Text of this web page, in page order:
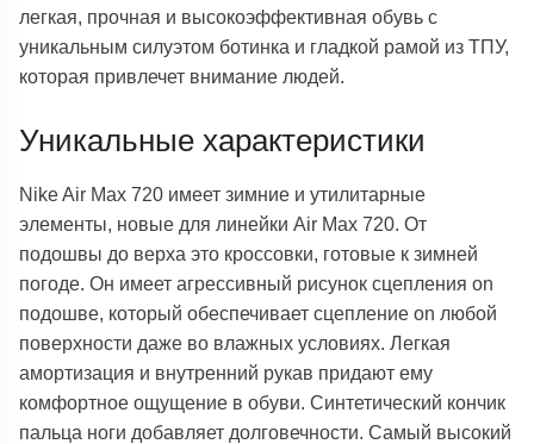
легкая, прочная и высокоэффективная обувь с
уникальным силуэтом ботинка и гладкой рамой из ТПУ,
которая привлечет внимание людей.
Уникальные характеристики
Nike Air Max 720 имеет зимние и утилитарные
элементы, новые для линейки Air Max 720. От
подошвы до верха это кроссовки, готовые к зимней
погоде. Он имеет агрессивный рисунок сцепления on
подошве, который обеспечивает сцепление on любой
поверхности даже во влажных условиях. Легкая
амортизация и внутренний рукав придают ему
комфортное ощущение в обуви. Синтетический кончик
пальца ноги добавляет долговечности. Самый высокий